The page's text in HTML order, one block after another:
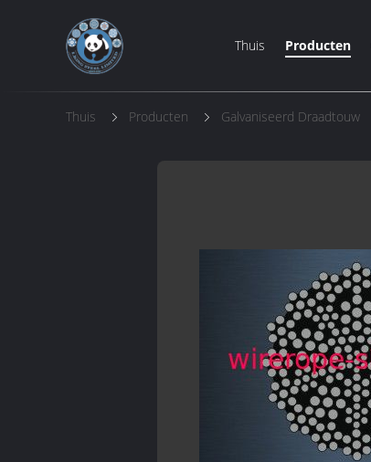
Thuis Producten
Thuis Producten Galvaniseerd Draadtouw